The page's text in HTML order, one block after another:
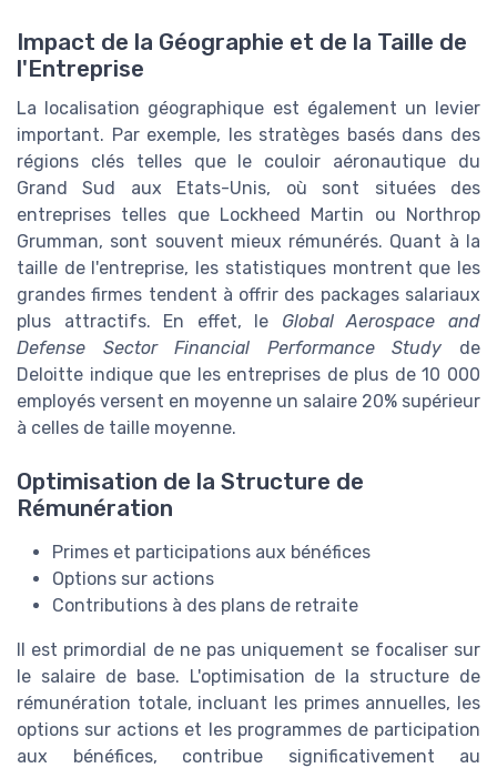
Impact de la Géographie et de la Taille de
l'Entreprise
La localisation géographique est également un levier
important. Par exemple, les stratèges basés dans des
régions clés telles que le couloir aéronautique du
Grand Sud aux Etats-Unis, où sont situées des
entreprises telles que Lockheed Martin ou Northrop
Grumman, sont souvent mieux rémunérés. Quant à la
taille de l'entreprise, les statistiques montrent que les
grandes firmes tendent à offrir des packages salariaux
plus attractifs. En effet, le Global Aerospace and
Defense Sector Financial Performance Study de
Deloitte indique que les entreprises de plus de 10 000
employés versent en moyenne un salaire 20% supérieur
à celles de taille moyenne.
Optimisation de la Structure de
Rémunération
Primes et participations aux bénéfices
Options sur actions
Contributions à des plans de retraite
Il est primordial de ne pas uniquement se focaliser sur
le salaire de base. L'optimisation de la structure de
rémunération totale, incluant les primes annuelles, les
options sur actions et les programmes de participation
aux bénéfices, contribue significativement au